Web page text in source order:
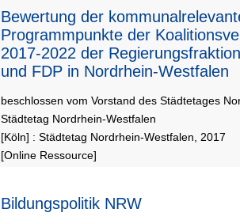
Bewertung der
Programmpunkte der
2017-2022 der
und FDP in Nordrhein-Westfalen
beschlossen vom Vorstand des Städtetages
Städtetag Nordrhein-Westfalen
[Köln] : Städtetag Nordrhein-Westfalen, 2017
[Online Ressource]
Bildungspolitik NRW